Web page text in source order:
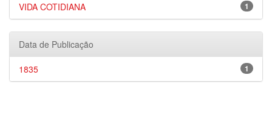
1
VIDA COTIDIANA
Data de Publicação
1
1835